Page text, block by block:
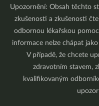
Upozornění: Obsah těchto
zkušenosti a zkušenosti
odbornou lékařskou
informace nelze chápat
V případě, že chcete
zdravotním stavem,
kvalifikovaným